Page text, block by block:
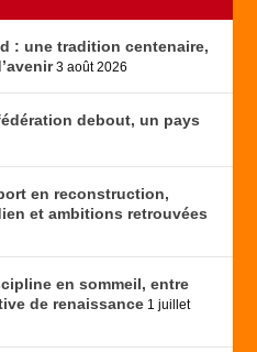
: une tradition centenaire,
3 août 2026
debout, un pays
en reconstruction,
et ambitions retrouvées
en sommeil, entre
de renaissance 1 juillet